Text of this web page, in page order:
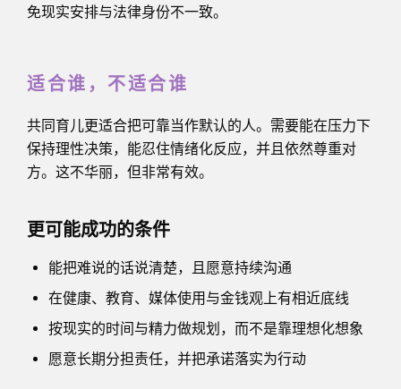
免现实安排与法律身份不一致。
适合谁，不适合谁
共同育儿更适合把可靠当作默认的人。需要能在压力下
保持理性决策，能忍住情绪化反应，并且依然尊重对
方。这不华丽，但非常有效。
更可能成功的条件
能把难说的话说清楚，且愿意持续沟通
在健康、教育、媒体使用与金钱观上有相近底线
按现实的时间与精力做规划，而不是靠理想化想象
愿意长期分担责任，并把承诺落实为行动